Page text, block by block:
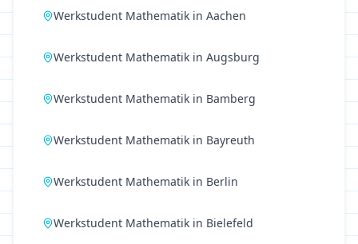
Werkstudent Mathematik in Aachen
Werkstudent Mathematik in Augsburg
Werkstudent Mathematik in Bamberg
Werkstudent Mathematik in Bayreuth
Werkstudent Mathematik in Berlin
Werkstudent Mathematik in Bielefeld